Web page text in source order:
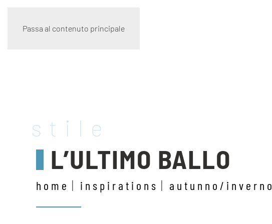
Passa al contenuto principale
stile
L’ULTIMO BALLO
home inspirations autunno/inverno